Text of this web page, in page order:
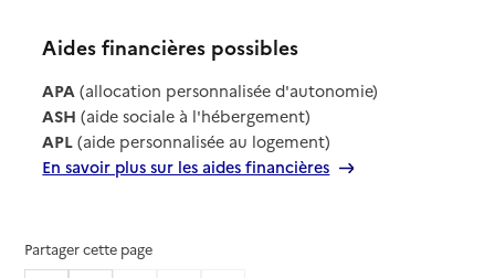
Aides financières possibles
APA (allocation personnalisée d'autonomie)
ASH (aide sociale à l'hébergement)
APL (aide personnalisée au logement)
En savoir plus sur les aides financières
Partager cette page